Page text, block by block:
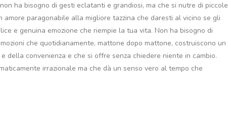
ha bisogno di gesti eclatanti e grandiosi, ma che si nutre di piccole
paragonabile alla migliore tazzina che daresti al vicino se gli
e genuina emozione che riempie la tua vita. Non ha bisogno di
che quotidianamente, mattone dopo mattone, costruiscono un
della convenienza e che si offre senza chiedere niente in cambio.
irrazionale ma che dà un senso vero al tempo che